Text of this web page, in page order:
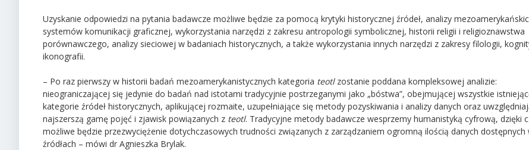
Uzyskanie odpowiedzi na pytania badawcze możliwe będzie za pomocą krytyki historycznej źródeł, analizy
systemów komunikacji graficznej, wykorzystania narzędzi z zakresu antropologii symbolicznej, historii religii i religioznawstwa
porównawczego, analizy sieciowej w badaniach historycznych, a także wykorzystania innych narzędzi z zakresy filologii,
ikonografii.
– Po raz pierwszy w historii badań mezoamerykanistycznych kategoria teotl zostanie poddana kompleksowej analizie:
nieograniczającej się jedynie do badań nad istotami tradycyjnie postrzeganymi jako „bóstwa”, obejmującej wszystkie
kategorie źródeł historycznych, aplikującej rozmaite, uzupełniające się metody pozyskiwania i analizy danych oraz
najszerszą gamę pojęć i zjawisk powiązanych z teotl. Tradycyjne metody badawcze wesprzemy humanistyką cyfrową, dzięki
możliwe będzie przezwyciężenie dotychczasowych trudności związanych z zarządzaniem ogromną ilością danych dostępnych
źródłach – mówi dr Agnieszka Brylak.